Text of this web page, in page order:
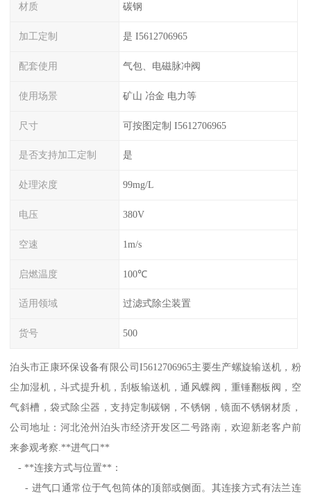
材质 碳钢
加工定制 是 I5612706965
配套使用 气包、电磁脉冲阀
使用场景 矿山 冶金 电力等
尺寸 可按图定制 I5612706965
是否支持加工定制 是
处理浓度 99mg/L
电压 380V
空速 1m/s
启燃温度 100℃
适用领域 过滤式除尘装置
货号 500
泊头市正康环保设备有限公司I5612706965主要生产螺旋输送机，粉
尘加湿机，斗式提升机，刮板输送机，通风蝶阀，重锤翻板阀，空
气斜槽，袋式除尘器，支持定制碳钢，不锈钢，镜面不锈钢材质，
公司地址：河北沧州泊头市经济开发区二号路南，欢迎新老客户前
来参观考察.**进气口**
- **连接方式与位置**：
- 进气口通常位于气包筒体的顶部或侧面。其连接方式有法兰连